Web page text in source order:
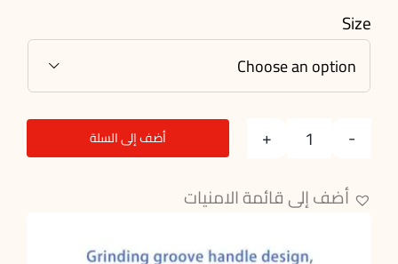
Size

Wire
Passers
quantity
أضف إلى السلة
أضف إلى قائمة الامنيات